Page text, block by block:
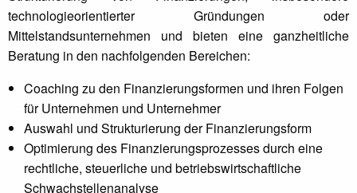
technologieorientierter Gründungen oder
Mittelstandsunternehmen und bieten eine ganzheitliche
Beratung in den nachfolgenden Bereichen:
Coaching zu den Finanzierungsformen und ihren Folgen
für Unternehmen und Unternehmer
Auswahl und Strukturierung der Finanzierungsform
Optimierung des Finanzierungsprozesses durch eine
rechtliche, steuerliche und betriebswirtschaftliche
Schwachstellenanalyse